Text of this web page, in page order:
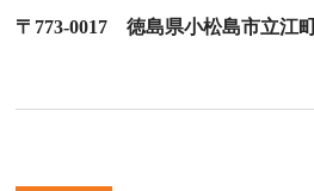
〒773-0017 徳島県小松島市立江